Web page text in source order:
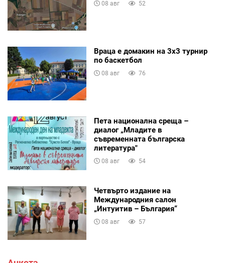
08 авг 52
Враца е домакин на 3х3 турнир
по баскетбол
08 авг 76
Пета национална среща –
диалог „Младите в
съвременната българска
литература"
08 авг 54
Четвърто издание на
Международния салон
„Интуитив – България“
08 авг 57